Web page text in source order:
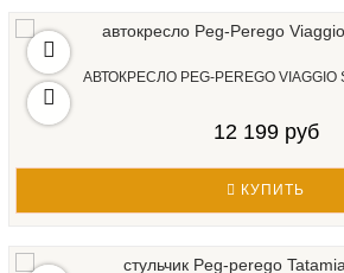
АВТОКРЕСЛО PEG-PEREGO VIAGGIO
12 199 руб
КУПИТЬ